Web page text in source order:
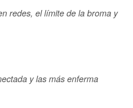
redes, el límite de la broma y
y las más enferma